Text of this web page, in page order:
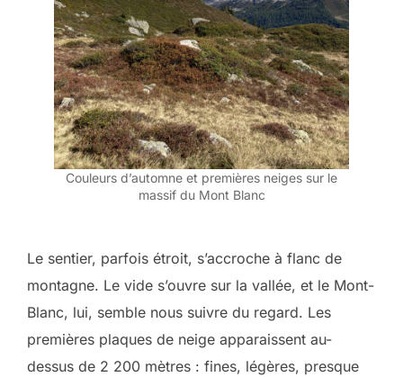
Couleurs d’automne et premières neiges sur le
massif du Mont Blanc
Le sentier, parfois étroit, s’accroche à flanc de
montagne. Le vide s’ouvre sur la vallée, et le Mont-
Blanc, lui, semble nous suivre du regard. Les
premières plaques de neige apparaissent au-
dessus de 2 200 mètres : fines, légères, presque